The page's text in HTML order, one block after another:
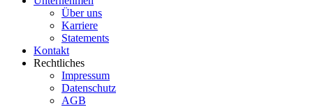
Über uns
Karriere
Statements
Kontakt
Rechtliches
Impressum
Datenschutz
AGB